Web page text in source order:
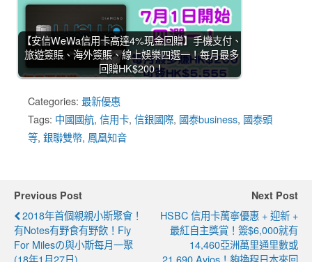
【安信WeWa信用卡高達4%現金回贈】手機支付、
旅遊簽賬、海外簽賬、線上娛樂四選一！每月最多
回贈HK$200！
Categories: 最新優惠
Tags: 中國國航, 信用卡, 信銀國際, 國泰business, 國泰頭
等, 銀聯雙幣, 鳳凰知音
Previous Post
2018年首個親親小斯聚會！
有notes有野食有野飲！Fly
For Milesの與小斯每月一聚
(18年1月27日)
Next Post
HSBC 信用卡萬寧優惠 + 迎新 +
最紅自主獎賞！簽$6,000就有
14,460亞洲萬里通里數或
21,690 Avios！夠換程日本來回